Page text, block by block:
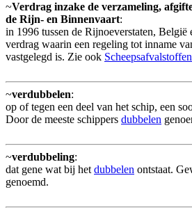
~Verdrag inzake de verzameling,
de Rijn- en Binnenvaart:
in 1996 tussen de Rijnoeverstaten, België
verdrag waarin een regeling tot inname
vastgelegd is. Zie ook
~verdubbelen:
op of tegen een deel van het schip, een
Door de meeste schippers dubbelen
~verdubbeling:
dat gene wat bij het dubbelen ontstaat.
genoemd.